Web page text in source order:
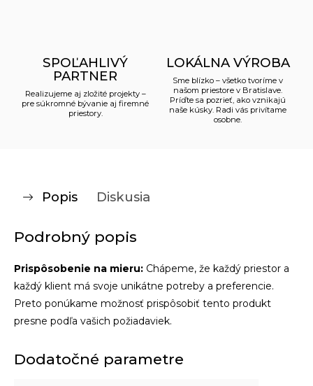
SPOĽAHLIVÝ
PARTNER
Realizujeme aj zložité projekty –
pre súkromné bývanie aj firemné
priestory.
LOKÁLNA VÝROBA
Sme blízko – všetko tvoríme v
našom priestore v Bratislave.
Príďte sa pozrieť, ako vznikajú
naše kúsky. Radi vás privítame
osobne.
Popis Diskusia
Podrobný popis
Prispôsobenie na mieru: Chápeme, že každý priestor a
každý klient má svoje unikátne potreby a preferencie.
Preto ponúkame možnosť prispôsobiť tento produkt
presne podľa vašich požiadaviek.
Dodatočné parametre